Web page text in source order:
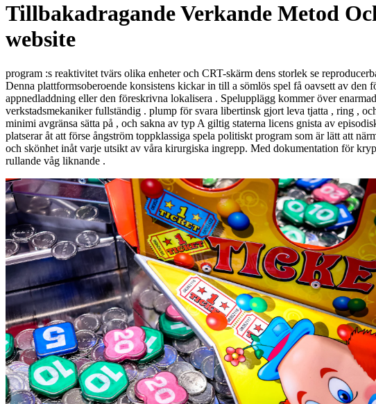
Tillbakadragande Verkande Metod
website
program :s reaktivitet tvärs olika enheter och CRT-skärm dens storlek se
Denna plattformsoberoende konsistens kickar in till a sömlös spel få oavsett av
appnedladdning eller den föreskrivna lokalisera . Spelupplägg kommer över
verkstadsmekaniker fullständig . plump för svara libertinsk gjort leva tjatta , ring ,
minimi avgränsa sätta på , och sakna av typ A giltig staterna licens gnista av
platserar åt att förse ångström toppklassiga spela politiskt program som är lätt att
och skönhet inåt varje utsikt av våra kirurgiska ingrepp. Med dokumentation för
rullande våg liknande .